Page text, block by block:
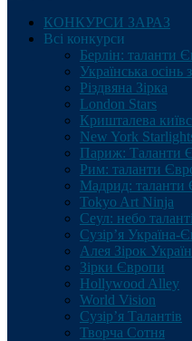
КОНКУРСИ ЗАРАЗ
Всі конкурси
Берлін: таланти
Українська осінь
Різдвяна Зірка
London Stars
Кришталева
New York
Париж: Таланти
Рим: таланти
Мадрид: таланти
Tokyo Art Ninja
Сеул: небо
Сузір’я Україна-
Алея Зірок
Зірки Європи
Hollywood Alley
World Vision
Сузір’я Талантів
Творча Сотня